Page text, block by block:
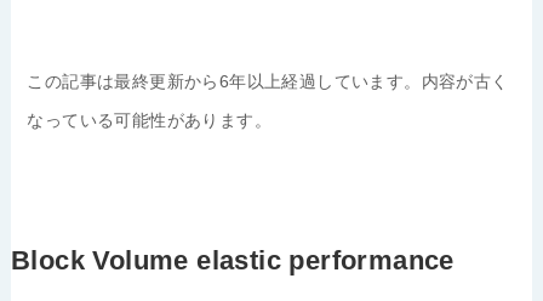
この記事は最終更新から6年以上経過しています。内容が古く
なっている可能性があります。
Block Volume elastic performance